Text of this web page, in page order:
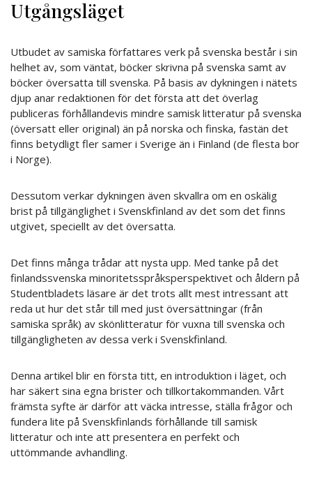
Utgångsläget
Utbudet av samiska författares verk på svenska består i sin
helhet av, som väntat, böcker skrivna på svenska samt av
böcker översatta till svenska. På basis av dykningen i nätets
djup anar redaktionen för det första att det överlag
publiceras förhållandevis mindre samisk litteratur på svenska
(översatt eller original) än på norska och finska, fastän det
finns betydligt fler samer i Sverige än i Finland (de flesta bor
i Norge).
Dessutom verkar dykningen även skvallra om en oskälig
brist på tillgänglighet i Svenskfinland av det som det finns
utgivet, speciellt av det översatta.
Det finns många trådar att nysta upp. Med tanke på det
finlandssvenska minoritetsspråksperspektivet och åldern på
Studentbladets läsare är det trots allt mest intressant att
reda ut hur det står till med just översättningar (från
samiska språk) av skönlitteratur för vuxna till svenska och
tillgängligheten av dessa verk i Svenskfinland.
Denna artikel blir en första titt, en introduktion i läget, och
har säkert sina egna brister och tillkortakommanden. Vårt
främsta syfte är därför att väcka intresse, ställa frågor och
fundera lite på Svenskfinlands förhållande till samisk
litteratur och inte att presentera en perfekt och
uttömmande avhandling.